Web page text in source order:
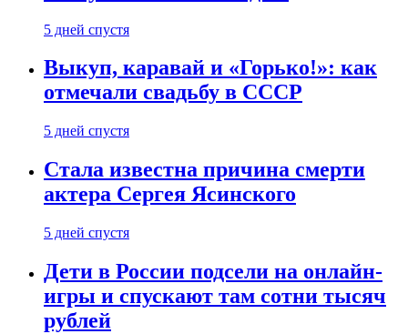
5 дней спустя
Выкуп, каравай и «Горько!»: как
отмечали свадьбу в СССР
5 дней спустя
Стала известна причина смерти
актера Сергея Ясинского
5 дней спустя
Дети в России подсели на онлайн-
игры и спускают там сотни тысяч
рублей